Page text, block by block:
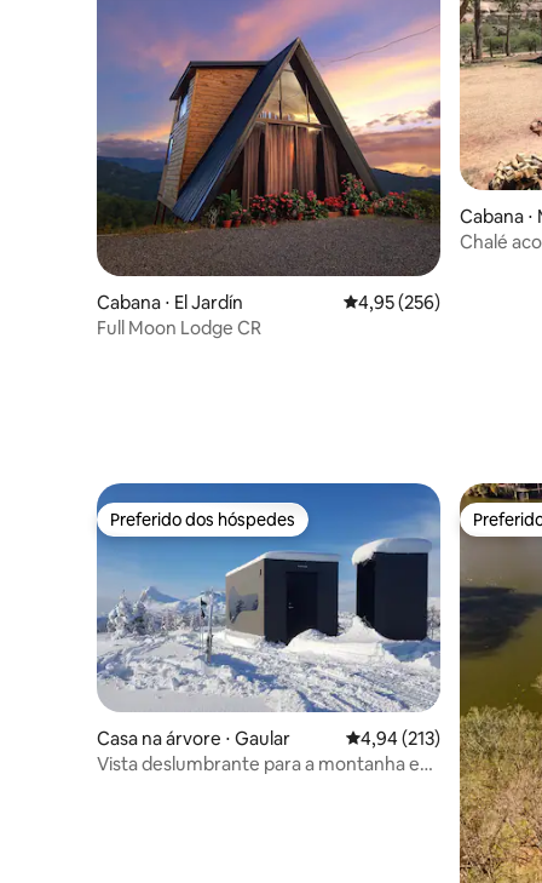
Cabana ⋅ El Jardín 4,95 de uma avaliação
4,95 (256)
Full Moon Lodge CR
Cabana
Chalé
Preferido dos hóspedes
Preferido dos hóspedes
Casa na árvore ⋅ Gaular 4,94 de uma avaliação
4,94 (213)
Vista deslumbrante para a montanha em